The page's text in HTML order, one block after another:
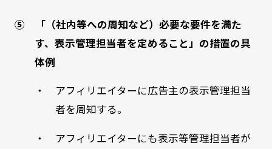
⑤ 「（社内等への周知など）必要な要件を満た
す、表示管理担当者を定めること」の措置の具
体例
・ アフィリエイターに広告主の表示管理担当
者を周知する。
・ アフィリエイターにも表示等管理担当者が